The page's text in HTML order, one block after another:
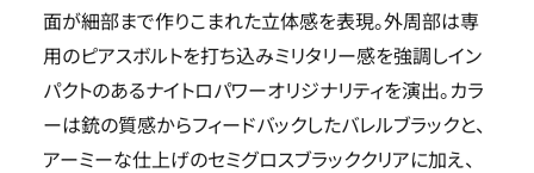
面が細部まで作りこまれた立体感を表現。外周部は専
用のピアスボルトを打ち込みミリタリー感を強調しイン
パクトのあるナイトロパワーオリジナリティを演出。カラ
ーは銃の質感からフィードバックしたバレルブラックと、
アーミーな仕上げのセミグロスブラッククリアに加え、